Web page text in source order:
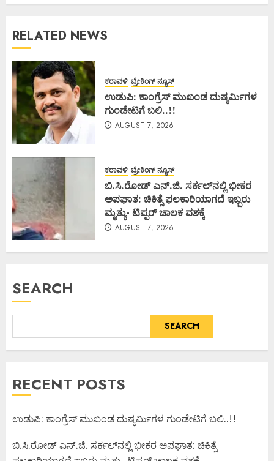
RELATED NEWS
ಕರಾವಳಿ ಬ್ರೇಕಿಂಗ್ ನ್ಯೂಸ್
ಉಡುಪಿ: ಕಾಂಗ್ರೆಸ್ ಮುಖಂಡ ದುಷ್ಕರ್ಮಿಗಳ
ಗುಂಡೇಟಿಗೆ ಬಲಿ..!!
AUGUST 7, 2026
ಕರಾವಳಿ ಬ್ರೇಕಿಂಗ್ ನ್ಯೂಸ್
ಬಿ.ಸಿ.ರೋಡ್ ಎನ್.ಜಿ. ಸರ್ಕಲ್‌ನಲ್ಲಿ ಭೀಕರ
ಅಪಘಾತ: ಚಿಕಿತ್ಸೆ ಫಲಕಾರಿಯಾಗದೆ ಇಬ್ಬರು
ಮೃತ್ಯು- ಟಿಪ್ಪರ್ ಚಾಲಕ ವಶಕ್ಕೆ
AUGUST 7, 2026
SEARCH
SEARCH
RECENT POSTS
ಉಡುಪಿ: ಕಾಂಗ್ರೆಸ್ ಮುಖಂಡ ದುಷ್ಕರ್ಮಿಗಳ ಗುಂಡೇಟಿಗೆ ಬಲಿ..!!
ಬಿ.ಸಿ.ರೋಡ್ ಎನ್.ಜಿ. ಸರ್ಕಲ್‌ನಲ್ಲಿ ಭೀಕರ ಅಪಘಾತ: ಚಿಕಿತ್ಸೆ